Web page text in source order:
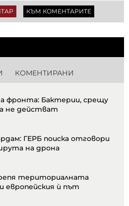
КЪМ КОМЕНТАРИТЕ
КОМЕНТИРАНИ
фронта: Бактерии, срещу
не действат
ГЕРБ поиска отговори
на дрона
териториалната
европейския ѝ път